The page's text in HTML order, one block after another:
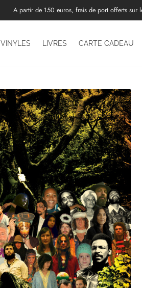
A partir de 150 euros, frais de port offerts sur
VINYLES LIVRES CARTE CADEAU